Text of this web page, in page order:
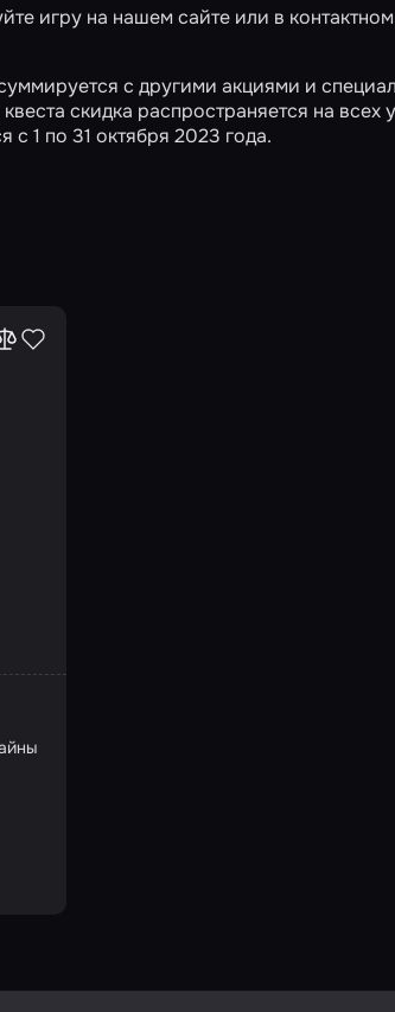
игру на нашем сайте или в
с другими акциями и
скидка распространяется на всех
с 1 по 31 октября 2023 года.